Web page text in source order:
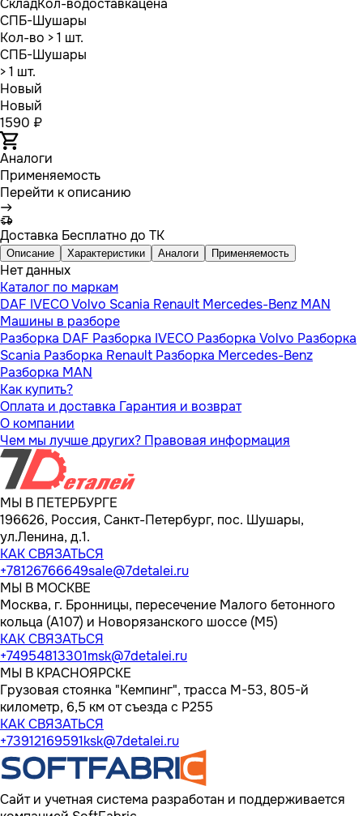
СкладКол-водоставкацена
СПБ-Шушары
Кол-во > 1 шт.
СПБ-Шушары
> 1 шт.
Новый
Новый
1590 ₽
Аналоги
Применяемость
Перейти к описанию
Доставка Бесплатно до ТК
Описание Характеристики Аналоги Применяемость
Нет данных
Каталог по маркам
DAF IVECOVolvo Scania Renault Mercedes-Benz MAN
Машины в разборе
Разборка DAF Разборка IVECO Разборка Volvo Разборка
Scania Разборка Renault Разборка Mercedes-Benz
Разборка MAN
Как купить?
Оплата и доставка Гарантия и возврат
О компании
Чем мы лучше других? Правовая информация
МЫ В ПЕТЕРБУРГЕ
196626, Россия, Санкт-Петербург, пос. Шушары,
ул.Ленина, д.1.
КАК СВЯЗАТЬСЯ
+78126766649sale@7detalei.ru
МЫ В МОСКВЕ
Москва, г. Бронницы, пересечение Малого бетонного
кольца (А107) и Новорязанского шоссе (М5)
КАК СВЯЗАТЬСЯ
+74954813301msk@7detalei.ru
МЫ В КРАСНОЯРСКЕ
Грузовая стоянка "Кемпинг", трасса M-53, 805-й
километр, 6,5 км от съезда с Р255
КАК СВЯЗАТЬСЯ
+73912169591ksk@7detalei.ru
Сайт и учетная система разработан и поддерживается